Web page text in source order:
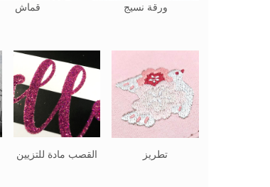
قماش ورقة نسيج
القصب مادة للتزيين تطريز